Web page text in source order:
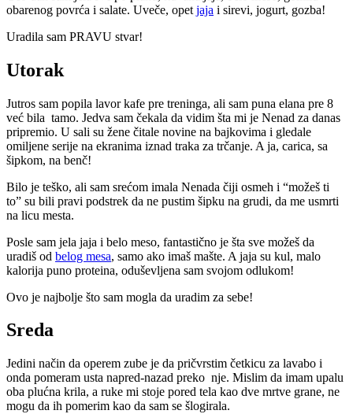
obarenog povrća i salate. Uveče, opet jaja i sirevi, jogurt, gozba!
Uradila sam PRAVU stvar!
Utorak
Jutros sam popila lavor kafe pre treninga, ali sam puna elana pre 8
već bila tamo. Jedva sam čekala da vidim šta mi je Nenad za danas
pripremio. U sali su žene čitale novine na bajkovima i gledale
omiljene serije na ekranima iznad traka za trčanje. A ja, carica, sa
šipkom, na benč!
Bilo je teško, ali sam srećom imala Nenada čiji osmeh i “možeš ti
to” su bili pravi podstrek da ne pustim šipku na grudi, da me usmrti
na licu mesta.
Posle sam jela jaja i belo meso, fantastično je šta sve možeš da
uradiš od belog mesa, samo ako imaš mašte. A jaja su kul, malo
kalorija puno proteina, oduševljena sam svojom odlukom!
Ovo je najbolje što sam mogla da uradim za sebe!
Sreda
Jedini način da operem zube je da pričvrstim četkicu za lavabo i
onda pomeram usta napred-nazad preko nje. Mislim da imam upalu
oba plućna krila, a ruke mi stoje pored tela kao dve mrtve grane, ne
mogu da ih pomerim kao da sam se šlogirala.